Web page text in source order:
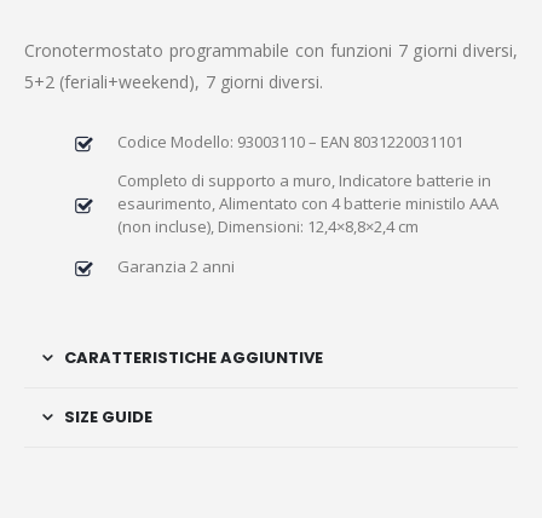
Cronotermostato programmabile con funzioni 7 giorni diversi,
5+2 (feriali+weekend), 7 giorni diversi.
Codice Modello: 93003110 – EAN 8031220031101
Completo di supporto a muro, Indicatore batterie in
esaurimento, Alimentato con 4 batterie ministilo AAA
(non incluse), Dimensioni: 12,4×8,8×2,4 cm
Garanzia 2 anni
CARATTERISTICHE AGGIUNTIVE
SIZE GUIDE